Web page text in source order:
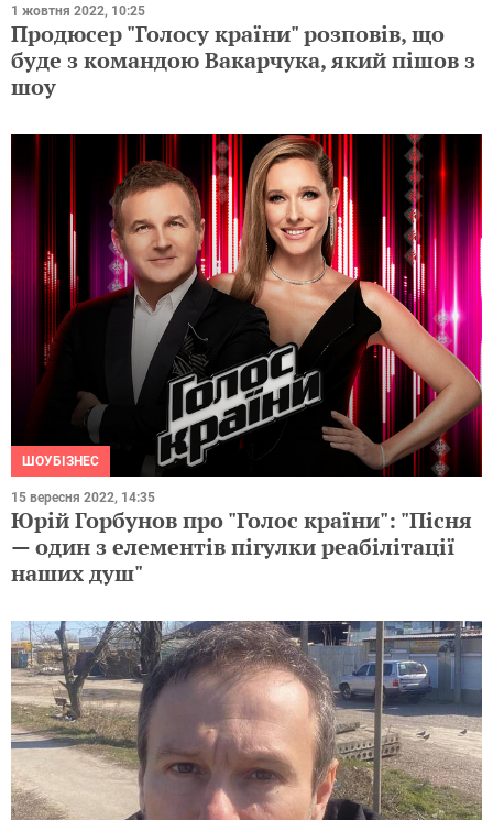
1 жовтня 2022, 10:25
Продюсер "Голосу країни" розповів, що
буде з командою Вакарчука, який пішов з
шоу
ШОУБІЗНЕС
15 вересня 2022, 14:35
Юрій Горбунов про "Голос країни": "Пісня
— один з елементів пігулки реабілітації
наших душ"